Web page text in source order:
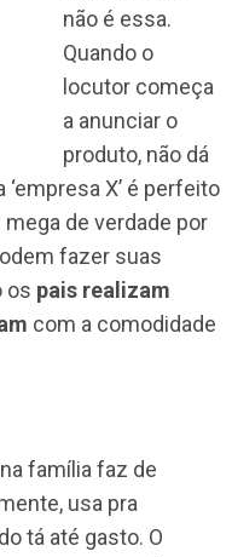
não é essa.
Quando o
locutor começa
a anunciar o
produto, não dá
‘empresa X’ é perfeito
de verdade por
fazer suas
os pais realizam
com a comodidade
família faz de
usa pra
tá até gasto. O